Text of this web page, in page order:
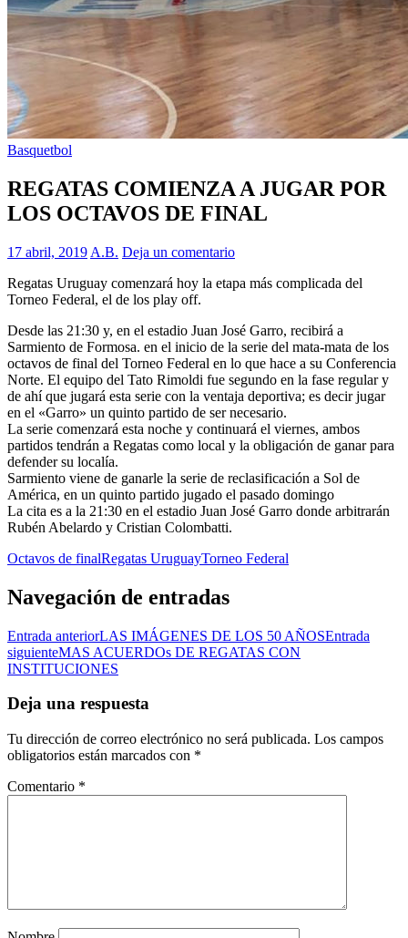
Basquetbol
REGATAS COMIENZA A JUGAR POR
LOS OCTAVOS DE FINAL
17 abril, 2019 A.B. Deja un comentario
Regatas Uruguay comenzará hoy la etapa más complicada del
Torneo Federal, el de los play off.
Desde las 21:30 y, en el estadio Juan José Garro, recibirá a
Sarmiento de Formosa. en el inicio de la serie del mata-mata de los
octavos de final del Torneo Federal en lo que hace a su Conferencia
Norte. El equipo del Tato Rimoldi fue segundo en la fase regular y
de ahí que jugará esta serie con la ventaja deportiva; es decir jugar
en el «Garro» un quinto partido de ser necesario.
La serie comenzará esta noche y continuará el viernes, ambos
partidos tendrán a Regatas como local y la obligación de ganar para
defender su localía.
Sarmiento viene de ganarle la serie de reclasificación a Sol de
América, en un quinto partido jugado el pasado domingo
La cita es a la 21:30 en el estadio Juan José Garro donde arbitrarán
Rubén Abelardo y Cristian Colombatti.
Octavos de finalRegatas UruguayTorneo Federal
Navegación de entradas
Entrada anteriorLAS IMÁGENES DE LOS 50 AÑOSEntrada
siguienteMAS ACUERDOs DE REGATAS CON
INSTITUCIONES
Deja una respuesta
Tu dirección de correo electrónico no será publicada. Los campos
obligatorios están marcados con *
Comentario *